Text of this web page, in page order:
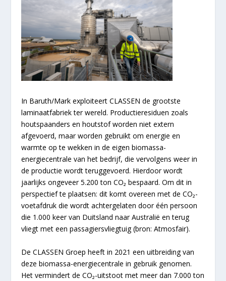
In Baruth/Mark exploiteert CLASSEN de grootste
laminaatfabriek ter wereld. Productieresiduen zoals
houtspaanders en houtstof worden niet extern
afgevoerd, maar worden gebruikt om energie en
warmte op te wekken in de eigen biomassa-
energiecentrale van het bedrijf, die vervolgens weer in
de productie wordt teruggevoerd. Hierdoor wordt
jaarlijks ongeveer 5.200 ton CO₂ bespaard. Om dit in
perspectief te plaatsen: dit komt overeen met de CO₂-
voetafdruk die wordt achtergelaten door één persoon
die 1.000 keer van Duitsland naar Australië en terug
vliegt met een passagiersvliegtuig (bron: Atmosfair).
De CLASSEN Groep heeft in 2021 een uitbreiding van
deze biomassa-energiecentrale in gebruik genomen.
Het vermindert de CO₂-uitstoot met meer dan 7.000 ton